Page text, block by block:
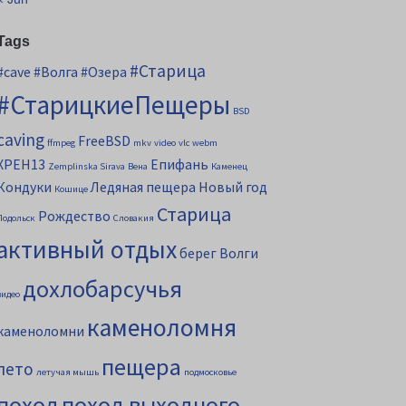
#Волга #Озера #Старица
BSD
ffmpeg FreeBSD mkv video vlc webm
Zemplinska Sirava Вена Епифань Каменец
Кошице Ледяная пещера Новый год
Рождество Словакия Старица
отдыхберег Волги
дохлобарсучья
каменоломня
летучая мышь пещера подмосковье